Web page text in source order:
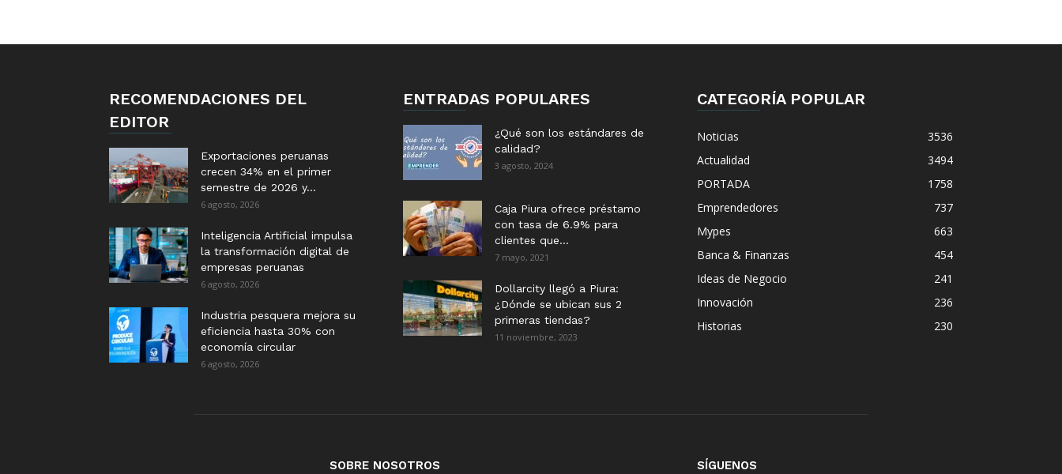
RECOMENDACIONES DEL
EDITOR
Exportaciones peruanas
crecen 34% en el primer
semestre de 2026 y...
6 agosto, 2026
Inteligencia Artificial impulsa
la transformación digital de
empresas peruanas
6 agosto, 2026
Industria pesquera mejora su
eficiencia hasta 30% con
economía circular
6 agosto, 2026
ENTRADAS POPULARES
¿Qué son los estándares de
calidad?
3 agosto, 2024
Caja Piura ofrece préstamo
con tasa de 6.9% para
clientes que...
7 mayo, 2021
Dollarcity llegó a Piura:
¿Dónde se ubican sus 2
primeras tiendas?
11 noviembre, 2023
CATEGORÍA POPULAR
Noticias
3536
Actualidad
3494
PORTADA
1758
Emprendedores
737
Mypes
663
Banca & Finanzas
454
Ideas de Negocio
241
Innovación
236
Historias
230
SOBRE NOSOTROS SÍGUENOS